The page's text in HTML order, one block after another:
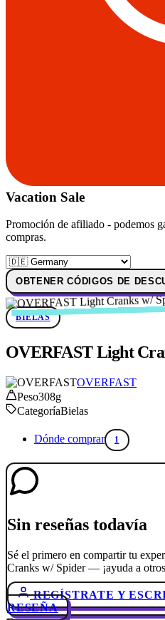
Vacation Sale
Promoción de afiliado - podemos
compras.
OBTENER CÓDIGOS DE
BIELAS
OVERFAST Light
OVERFAST
Peso308g
CategoríaBielas
Dónde comprar 1
Sin reseñas todavía
Sé el primero en compartir tu
Cranks w/ Spider — ¡ayuda a
REGÍSTRATE Y
RESEÑA